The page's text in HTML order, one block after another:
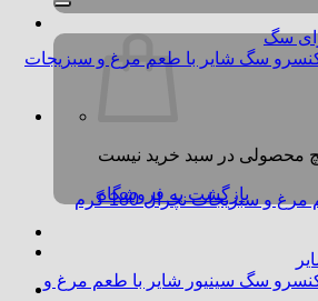
بازگشت به فروشگاه
و سبزیجات نچرال 180 گرم